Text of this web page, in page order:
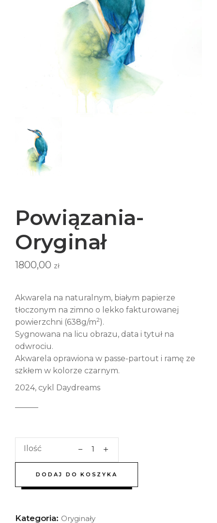
Powiązania-
Oryginał
1800,00 zł
Akwarela na naturalnym, białym papierze
tłoczonym na zimno o lekko fakturowanej
powierzchni (638g/m2).
Sygnowana na licu obrazu, data i tytuł na
odwrociu.
Akwarela oprawiona w passe-partout i ramę ze
szkłem w kolorze czarnym.
2024, cykl Daydreams
Ilość
DODAJ DO KOSZYKA
Kategoria: Oryginały